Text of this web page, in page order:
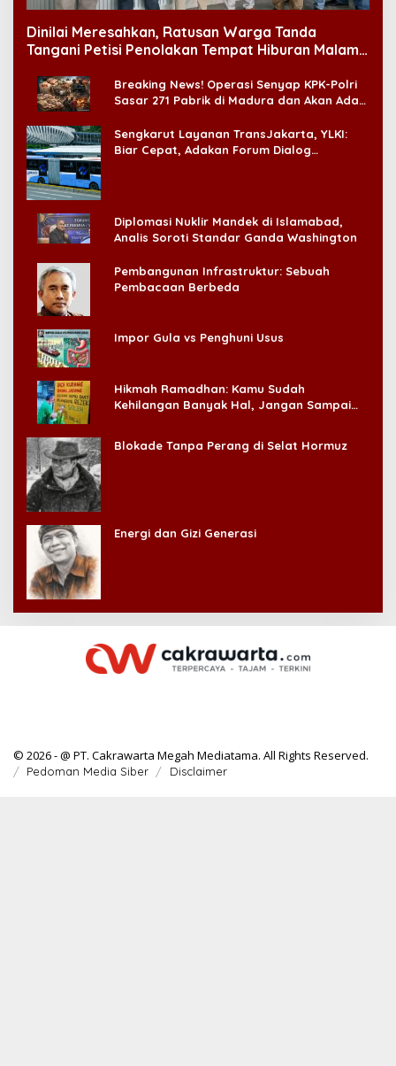
Dinilai Meresahkan, Ratusan Warga Tanda
Tangani Petisi Penolakan Tempat Hiburan Malam
Breaking News! Operasi Senyap KPK-Polri
Sasar 271 Pabrik di Madura dan Akan Ada
Sengkarut Layanan TransJakarta, YLKI:
Biar Cepat, Adakan Forum Dialog
Diplomasi Nuklir Mandek di Islamabad,
Analis Soroti Standar Ganda Washington
Pembangunan Infrastruktur: Sebuah
Pembacaan Berbeda
Impor Gula vs Penghuni Usus
Hikmah Ramadhan: Kamu Sudah
Kehilangan Banyak Hal, Jangan Sampai
Blokade Tanpa Perang di Selat Hormuz
Energi dan Gizi Generasi
© 2026 - @ PT. Cakrawarta Megah Mediatama. All Rights Reserved.
Pedoman Media Siber Disclaimer